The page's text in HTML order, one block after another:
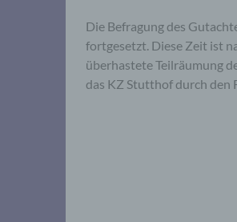
Die Befragung des
fortgesetzt. Diese Zeit ist
überhastete Teilräumung
das KZ Stutthof durch